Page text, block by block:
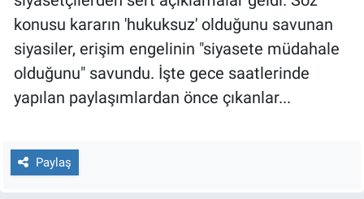
konusu kararın 'hukuksuz' olduğunu savunan
siyasiler, erişim engelinin "siyasete müdahale
olduğunu" savundu. İşte gece saatlerinde
yapılan paylaşımlardan önce çıkanlar...
Paylaş
Nedir
Popüler
Programlar
Spor